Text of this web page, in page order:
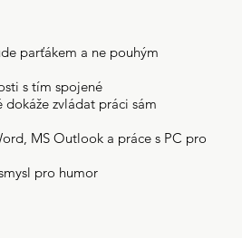
parťákem a ne pouhým
s tím spojené
zvládat práci sám
MS Outlook a práce s PC pro
pro humor